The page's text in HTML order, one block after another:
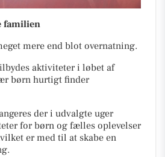
familien
mere end blot overnatning.
aktiviteter i løbet af
børn hurtigt finder
der i udvalgte uger
for børn og fælles oplevelser
er med til at skabe en